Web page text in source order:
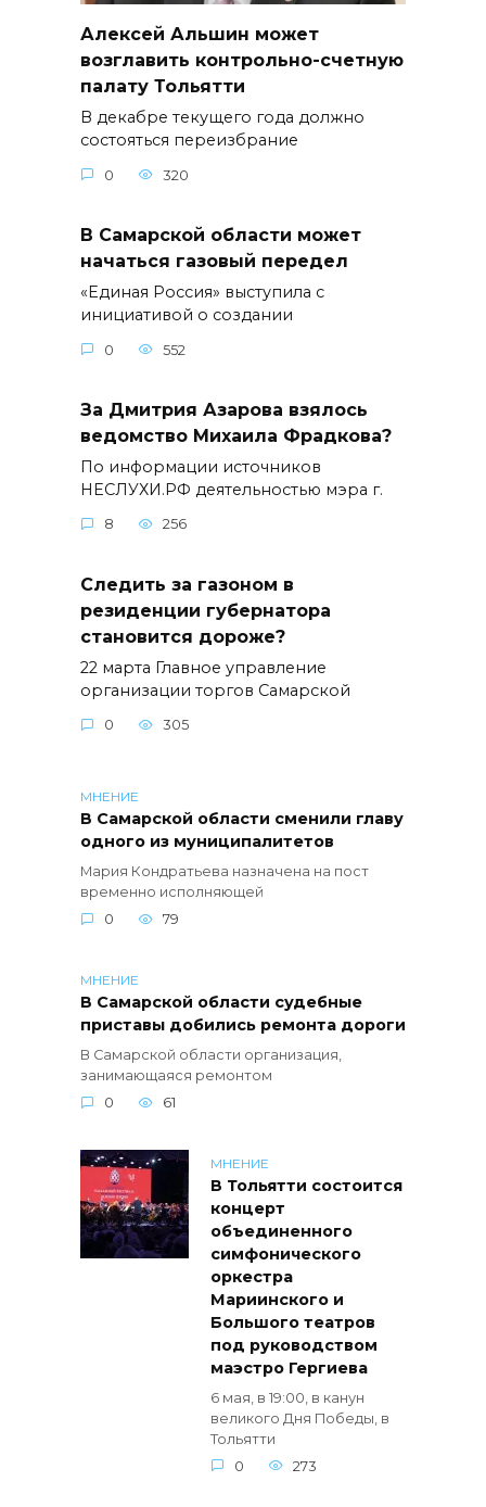
Алексей Альшин может
возглавить контрольно-счетную
палату Тольятти
В декабре текущего года должно
состояться переизбрание
0 320
В Самарской области может
начаться газовый передел
«Единая Россия» выступила с
инициативой о создании
0 552
За Дмитрия Азарова взялось
ведомство Михаила Фрадкова?
По информации источников
НЕСЛУХИ.РФ деятельностью мэра г.
8 256
Следить за газоном в
резиденции губернатора
становится дороже?
22 марта Главное управление
организации торгов Самарской
0 305
МНЕНИЕ
В Самарской области сменили главу
одного из муниципалитетов
Мария Кондратьева назначена на пост
временно исполняющей
0
79
МНЕНИЕ
В Самарской области судебные
приставы добились ремонта дороги
В Самарской области организация,
занимающаяся ремонтом
0
61
МНЕНИЕ
В Тольятти состоится
концерт
объединенного
симфонического
оркестра
Мариинского и
Большого театров
под руководством
маэстро Гергиева
6 мая, в 19:00, в канун
великого Дня Победы, в
Тольятти
0
273